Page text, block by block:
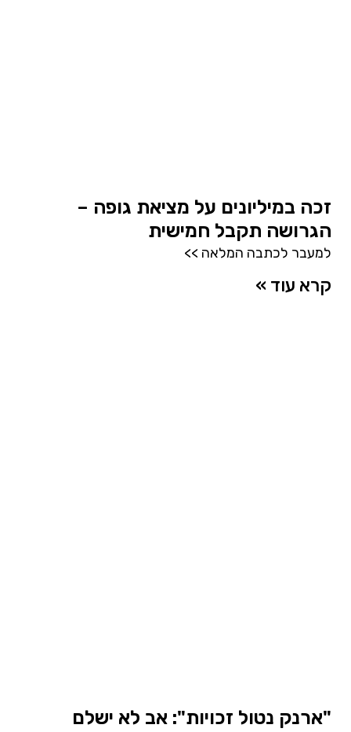
זכה במיליונים על מציאת גופה –
הגרושה תקבל חמישית
למעבר לכתבה המלאה >>
קרא עוד »
"ארנק נטול זכויות": אב לא ישלם